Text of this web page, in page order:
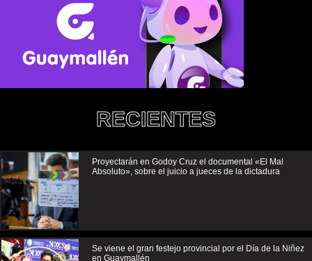
RECIENTES
Proyectarán en Godoy Cruz el documental «El Mal
Absoluto», sobre el juicio a jueces de la dictadura
Se viene el gran festejo provincial por el Día de la Niñez
en Guaymallén